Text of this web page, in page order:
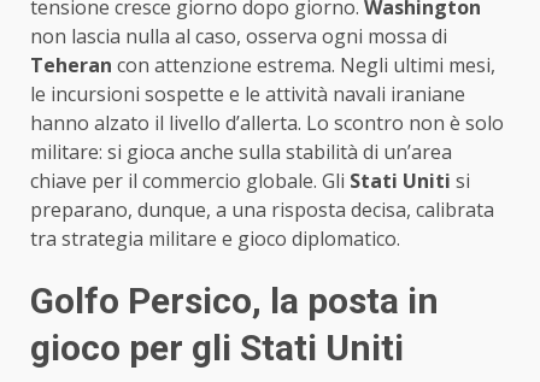
tensione cresce giorno dopo giorno. Washington
non lascia nulla al caso, osserva ogni mossa di
Teheran con attenzione estrema. Negli ultimi mesi,
le incursioni sospette e le attività navali iraniane
hanno alzato il livello d’allerta. Lo scontro non è solo
militare: si gioca anche sulla stabilità di un’area
chiave per il commercio globale. Gli Stati Uniti si
preparano, dunque, a una risposta decisa, calibrata
tra strategia militare e gioco diplomatico.
Golfo Persico, la posta in
gioco per gli Stati Uniti